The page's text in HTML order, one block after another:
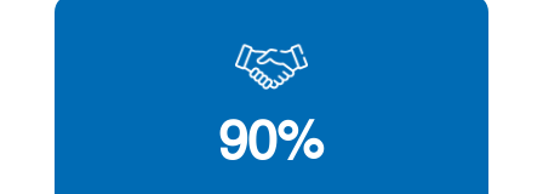
90%